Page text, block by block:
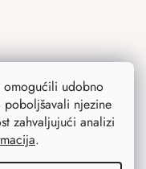
omogućili udobno
poboljšavali njezine
zahvaljujući analizi
.
zanima